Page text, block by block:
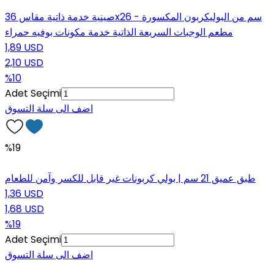
صينية خدمة ذاتية مقاس 36x26 سم من البوليكربون المكسورة -
مطعم الوجبات السريعة الذاتية خدمة مكونات بوفيه حمراء
1,89 USD
2,10 USD
%10
Adet Seçimi
اضف الى سلة التسوق
%19
طبق عميق 21 سم | بولي كربونات غير قابل للكسر وآمن للطعام
1,36 USD
1,68 USD
%19
Adet Seçimi
اضف الى سلة التسوق